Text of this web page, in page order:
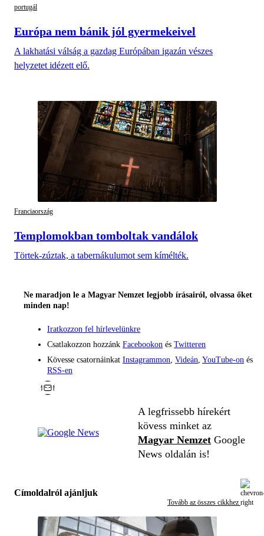
portugál
Európa nem bánik jól gyermekeivel
A lakhatási válság a gazdag Európában igazán vészes
helyzetet idézett elő.
Franciaország
Templomokban tomboltak vandálok
Törtek-zúztak, a tabernákulumot sem kímélték.
Ne maradjon le a Magyar Nemzet legjobb írásairól, olvassa őket
minden nap!
Iratkozzon fel hírlevelünkre
Csatlakozzon hozzánk Facebookon és Twitteren
Kövesse csatornáinkat Instagrammon Videán YouTube-on és
RSS-en
A legfrissebb hírekért
kövess minket az
Magyar Nemzet Google
News oldalán is!
Címoldalról ajánljuk
Tovább az összes cikkhez